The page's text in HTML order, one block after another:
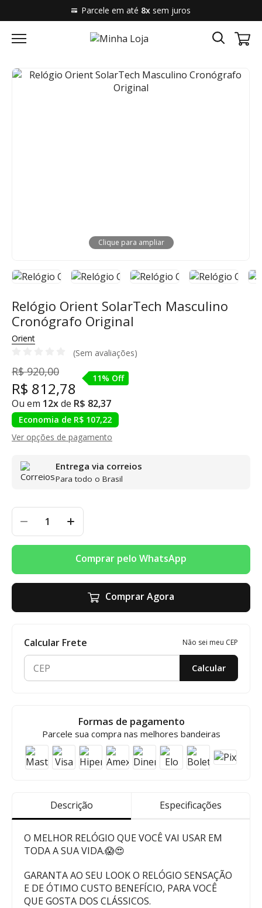
Parcele em até 8x sem juros
Clique para ampliar
Relógio Orient SolarTech Masculino
Cronógrafo Original
Orient
(Sem avaliações)
R$ 920,00
R$ 812,78
11% Off
Ou em 12xde R$ 82,37
Economia de R$ 107,22
Ver opções de pagamento
Entrega via correios
Para todo o Brasil
Comprar pelo WhatsApp
Comprar Agora
Calcular Frete Não sei meu CEP
Calcular
Formas de pagamento
Parcele sua compra nas melhores bandeiras
Descrição Especificações
O MELHOR RELÓGIO QUE VOCÊ VAI USAR EM
TODA A SUA VIDA.😱😍
GARANTA AO SEU LOOK O RELÓGIO SENSAÇÃO
E DE ÓTIMO CUSTO BENEFÍCIO, PARA VOCÊ
QUE GOSTA DOS CLÁSSICOS.